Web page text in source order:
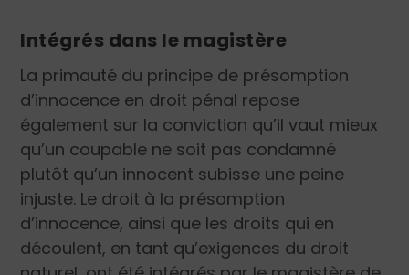
Intégrés dans le magistère
La primauté du principe de présomption
d’innocence en droit pénal repose
également sur la conviction qu’il vaut mieux
qu’un coupable ne soit pas condamné
plutôt qu’un innocent subisse une peine
injuste. Le droit à la présomption
d’innocence, ainsi que les droits qui en
découlent, en tant qu’exigences du droit